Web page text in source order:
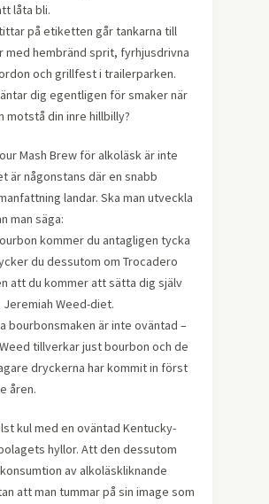
låta bli.
på etiketten går tankarna till
med hembränd sprit, fyrhjusdrivna
och grillfest i trailerparken.
dig egentligen för smaker när
motstå din inre hillbilly?
Mash Brew för alkoläsk är inte
är någonstans där en snabb
landar. Ska man utveckla
man säga:
kommer du antagligen tycka
du dessutom om Trocadero
att du kommer att sätta dig själv
Weed-diet.
bourbonsmaken är inte oväntad –
tillverkar just bourbon och de
dryckerna har kommit in först
åren.
kul med en oväntad Kentucky-
hyllor. Att den dessutom
av alkoläskliknande
att man tummar på sin image som